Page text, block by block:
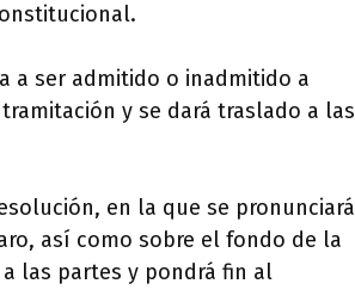
a ser admitido o inadmitido a
y se dará traslado a las
en la que se pronunciará
así como sobre el fondo de la
las partes y pondrá fin al